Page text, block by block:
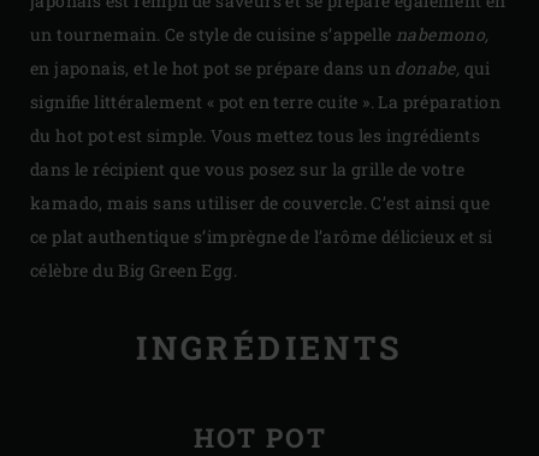
un tournemain. Ce style de cuisine s’appelle nabemono,
en japonais, et le hot pot se prépare dans un donabe, qui
signifie littéralement « pot en terre cuite ». La préparation
du hot pot est simple. Vous mettez tous les ingrédients
dans le récipient que vous posez sur la grille de votre
kamado, mais sans utiliser de couvercle. C’est ainsi que
ce plat authentique s’imprègne de l’arôme délicieux et si
célèbre du Big Green Egg.
INGRÉDIENTS
HOT POT